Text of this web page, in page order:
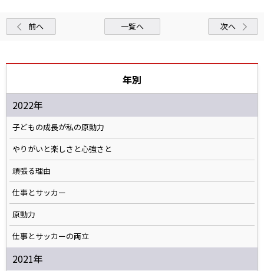
前へ 一覧へ 次へ
年別
2022年
子どもの成長が私の原動力
やりがいと楽しさと心強さと
頑張る理由
仕事とサッカー
原動力
仕事とサッカーの両立
2021年